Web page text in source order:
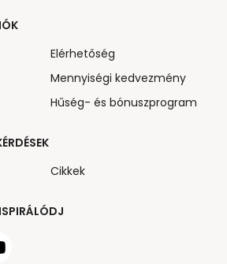
Elérhetőség
Mennyiségi kedvezmény
Hűség- és bónuszprogram
Cikkek